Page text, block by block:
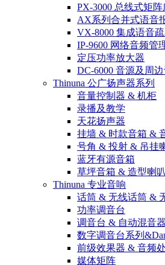
PX-3000 总线式矩
AX系列合并式语音
VX-8000 集成语音
IP-9600 网络音频管
定压功率放大器
DC-6000 音源及周
Thinuna 公广扬声器系列
音量控制器 & 机柜
录播及教学
天花扬声器
挂墙 & 时款音箱 &
号角 & 投射 & 吊挂
蓝牙有源音箱
草坪音箱 & 造型喇叭
Thinuna 专业音响
话筒 & 无线话筒 &
功率调音台
调音台 & 自动混音器
数字调音台系列
前级效果器 & 音频
媒体矩阵